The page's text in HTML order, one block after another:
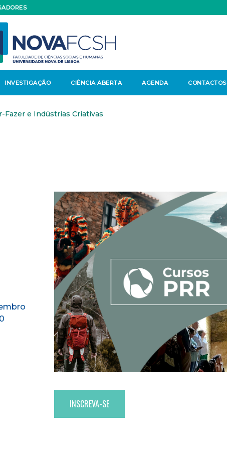
INVESTIGAÇÃO CIÊNCIA ABERTA AGENDA CONTACTOS
Fazer e Indústrias Criativas
INSCREVA-SE